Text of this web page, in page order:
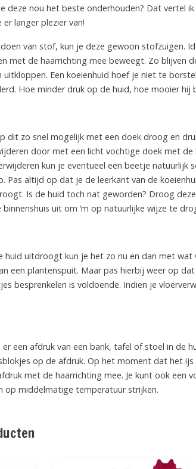
deze nou het beste onderhouden? Dat vertel
langer plezier van!
van stof, kun je deze gewoon stofzuigen.
met de haarrichting mee beweegt. Zo blijven
Een koeienhuid hoef je niet te
Hoe minder druk op de huid, hoe mooier hij
dit zo snel mogelijk met een doek droog en
door met een licht vochtige doek met de
kun je eventueel een beetje natuurlijk
Pas altijd op dat je de leerkant van de
Is de huid toch nat geworden? Droog
uit om ‘m op natuurlijke wijze te
uitdroogt kun je het zo nu en dan met wat
een plantenspuit. Maar pas hierbij weer op
besprenkelen is voldoende. Indien je
een afdruk van een bank, tafel of stoel in de
op de afdruk. Op het moment dat het
met de haarrichting mee. Je kunt ook een
op middelmatige temperatuur strijken.